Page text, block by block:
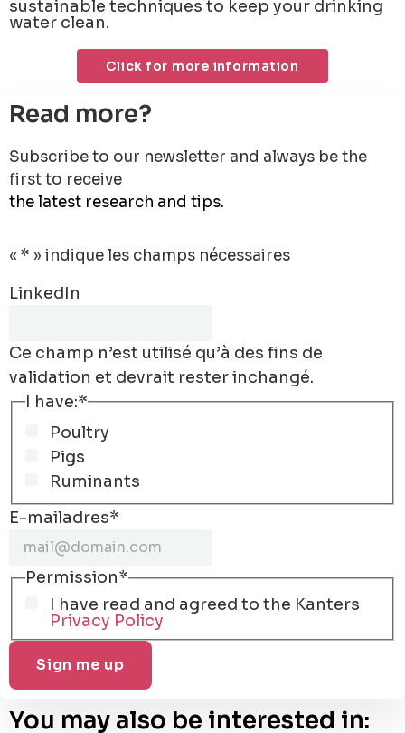
sustainable techniques to keep your drinking
water clean.
Click for more information
Read more?
Subscribe to our newsletter and always be the
first to receive
the latest research and tips.
« * » indique les champs nécessaires
LinkedIn
Ce champ n’est utilisé qu’à des fins de
validation et devrait rester inchangé.
I have:*
Poultry
Pigs
Ruminants
E-mailadres*
Permission*
I have read and agreed to the Kanters
Privacy Policy
You may also be interested in: